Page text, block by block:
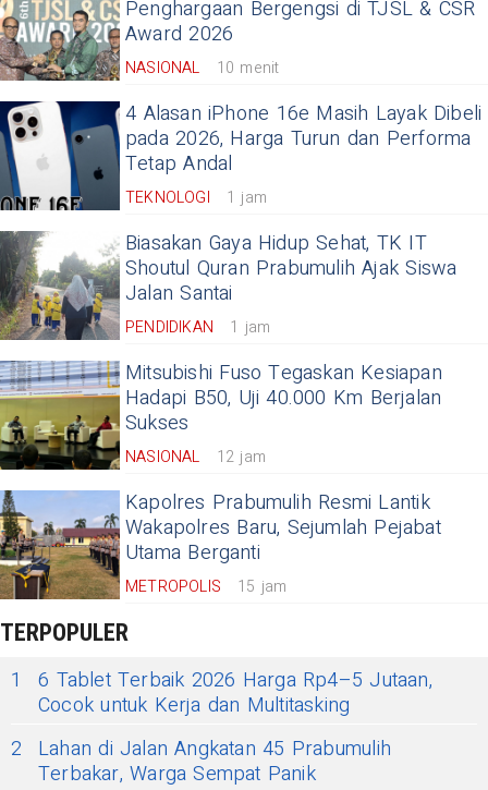
Penghargaan Bergengsi di TJSL & CSR
Award 2026
NASIONAL 10 menit
4 Alasan iPhone 16e Masih Layak Dibeli
pada 2026, Harga Turun dan Performa
Tetap Andal
TEKNOLOGI 1 jam
Biasakan Gaya Hidup Sehat, TK IT
Shoutul Quran Prabumulih Ajak Siswa
Jalan Santai
PENDIDIKAN 1 jam
Mitsubishi Fuso Tegaskan Kesiapan
Hadapi B50, Uji 40.000 Km Berjalan
Sukses
NASIONAL 12 jam
Kapolres Prabumulih Resmi Lantik
Wakapolres Baru, Sejumlah Pejabat
Utama Berganti
METROPOLIS 15 jam
TERPOPULER
1
6 Tablet Terbaik 2026 Harga Rp4–5 Jutaan,
Cocok untuk Kerja dan Multitasking
2
Lahan di Jalan Angkatan 45 Prabumulih
Terbakar, Warga Sempat Panik